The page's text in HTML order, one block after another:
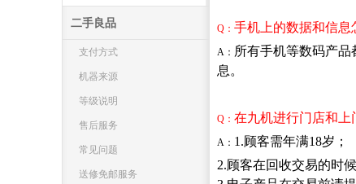
二手良品
支付方式
机器来源
等级说明
售后服务
常见问题
送修免邮服务